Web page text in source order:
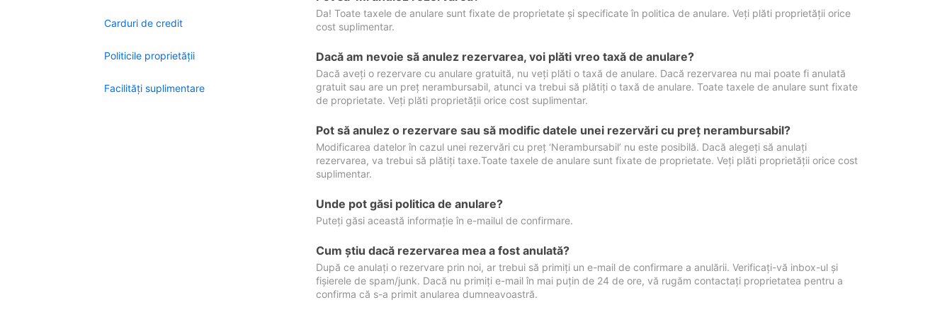
Carduri de credit
Politicile proprietății
Facilităţi suplimentare
Da! Toate taxele de anulare sunt fixate de proprietate și specificate în politica de anulare. Veți plăti proprietății orice
cost suplimentar.
Dacă am nevoie să anulez rezervarea, voi plăti vreo taxă de anulare?
Dacă aveți o rezervare cu anulare gratuită, nu veți plăti o taxă de anulare. Dacă rezervarea nu mai poate fi anulată
gratuit sau are un preț nerambursabil, atunci va trebui să plătiți o taxă de anulare. Toate taxele de anulare sunt fixate
de proprietate. Veți plăti proprietății orice cost suplimentar.
Pot să anulez o rezervare sau să modific datele unei rezervări cu preţ nerambursabil?
Modificarea datelor în cazul unei rezervări cu preț ‘Nerambursabil’ nu este posibilă. Dacă alegeți să anulați
rezervarea, va trebui să plătiți taxe.Toate taxele de anulare sunt fixate de proprietate. Veți plăti proprietății orice cost
suplimentar.
Unde pot găsi politica de anulare?
Puteți găsi această informație în e-mailul de confirmare.
Cum ştiu dacă rezervarea mea a fost anulată?
După ce anulați o rezervare prin noi, ar trebui să primiți un e-mail de confirmare a anulării. Verificați-vă inbox-ul și
fișierele de spam/junk. Dacă nu primiți e-mail în mai puțin de 24 de ore, vă rugăm contactați proprietatea pentru a
confirma că s-a primit anularea dumneavoastră.